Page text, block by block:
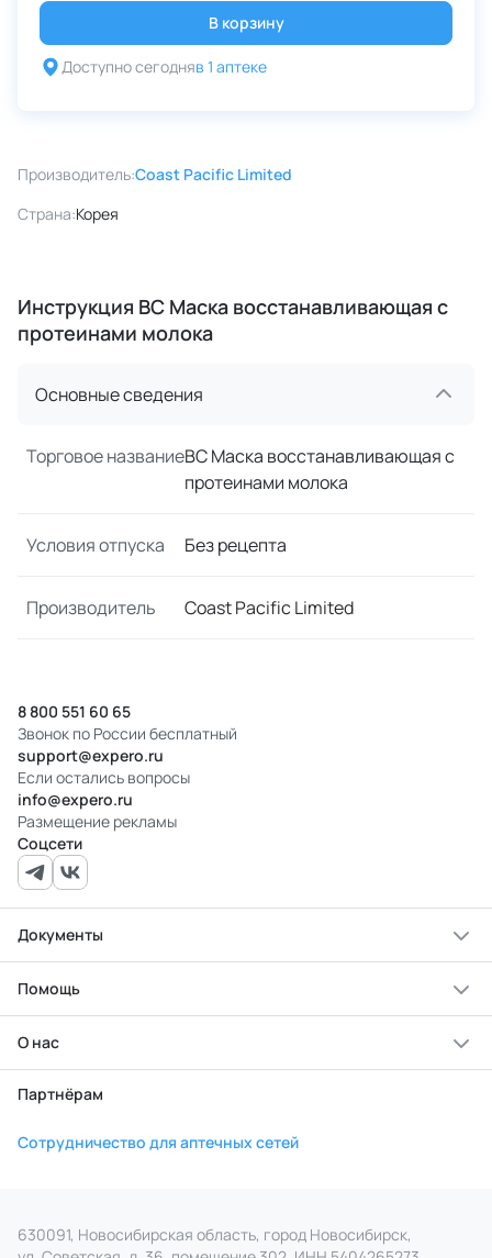
В корзину
Доступно сегодняв 1 аптеке
Производитель:Coast Pacific Limited
Страна:Корея
Инструкция BC Маска восстанавливающая с
протеинами молока
Основные сведения
Торговое названиеBC Маска восстанавливающая с
протеинами молока
Условия отпуска Без рецепта
Производитель Coast Pacific Limited
8 800 551 60 65
Звонок по России бесплатный
support@expero.ru
Если остались вопросы
info@expero.ru
Размещение рекламы
Соцсети
Документы
Помощь
О нас
Партнёрам
Сотрудничество для аптечных сетей
630091, Новосибирская область, город Новосибирск,